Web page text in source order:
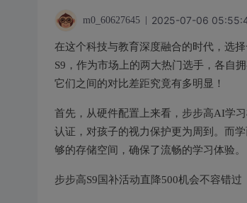
m0_60627645 2025-07-06
在这个科技与教育深度融合的时代，选
S9，作为市场上的两大热门选手，各自
它们之间的对比差距究竟有多明显！
首先，从硬件配置上来看，步步高AI学
认证，对孩子的视力保护更为周到。而
够的存储空间，确保了流畅的学习体验。
步步高S9国补活动直降500机会不容错过